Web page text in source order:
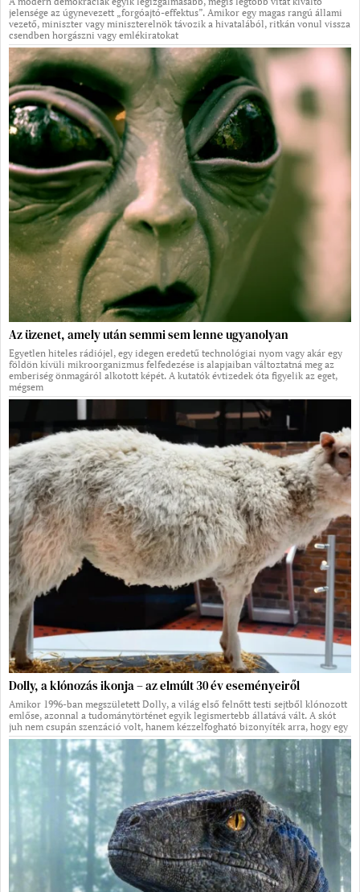
jelensége az úgynevezett „forgóajtó-effektus”. Amikor egy magas rangú állami
vezető, miniszter vagy miniszterelnök távozik a hivatalából, ritkán vonul vissza
csendben horgászni vagy emlékiratokat
Az üzenet, amely után semmi sem lenne ugyanolyan
Egyetlen hiteles rádiójel, egy idegen eredetű technológiai nyom vagy akár egy
földön kívüli mikroorganizmus felfedezése is alapjaiban változtatná meg az
emberiség önmagáról alkotott képét. A kutatók évtizedek óta figyelik az eget,
mégsem
Dolly, a klónozás ikonja – az elmúlt 30 év eseményeiről
Amikor 1996-ban megszületett Dolly, a világ első felnőtt testi sejtből klónozott
emlőse, azonnal a tudománytörténet egyik legismertebb állatává vált. A skót
juh nem csupán szenzáció volt, hanem kézzelfogható bizonyíték arra, hogy egy